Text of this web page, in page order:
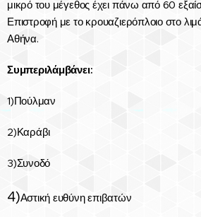
μικρό του μέγεθος έχει πάνω από 60
Επιστροφή με το κρουαζιερόπλοιο στο
Αθήνα.
Συμπεριλάμβάνει:
1)Πούλμαν
2)Καράβι
3)Συνοδό
4)Αστική ευθύνη επιβατών